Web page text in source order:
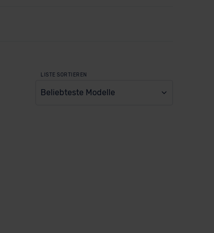
LISTE SORTIEREN
Beliebteste Modelle